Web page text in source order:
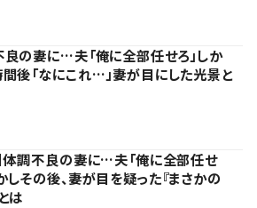
の妻に…夫「俺に全部任せろ」しか
後「なにこれ…」妻が目にした光景と
】体調不良の妻に…夫「俺に全部任せ
しその後、妻が目を疑った『まさかの
は